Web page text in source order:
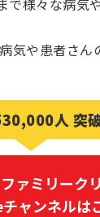
で様々な病気
気や患者さん
人 突
ァミリーク
ャンネルは